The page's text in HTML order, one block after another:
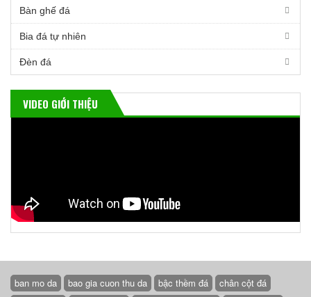
Bàn ghế đá
Bia đá tự nhiên
Đèn đá
VIDEO GIỚI THIỆU
ban mo da bao gia cuon thu da bậc thềm đá
chân cột đá